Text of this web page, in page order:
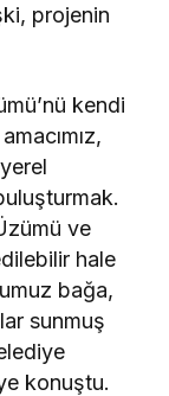
projenin
kendi
ve
hale
bağa,
sunmuş
konuştu.